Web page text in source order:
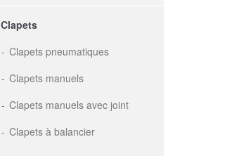
Clapets
Clapets pneumatiques
Clapets manuels
Clapets manuels avec joint
Clapets à balancier